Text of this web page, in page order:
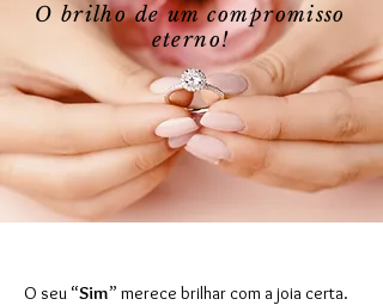
O brilho de um compromisso
eterno!
O seu “Sim” merece brilhar com a joia certa.